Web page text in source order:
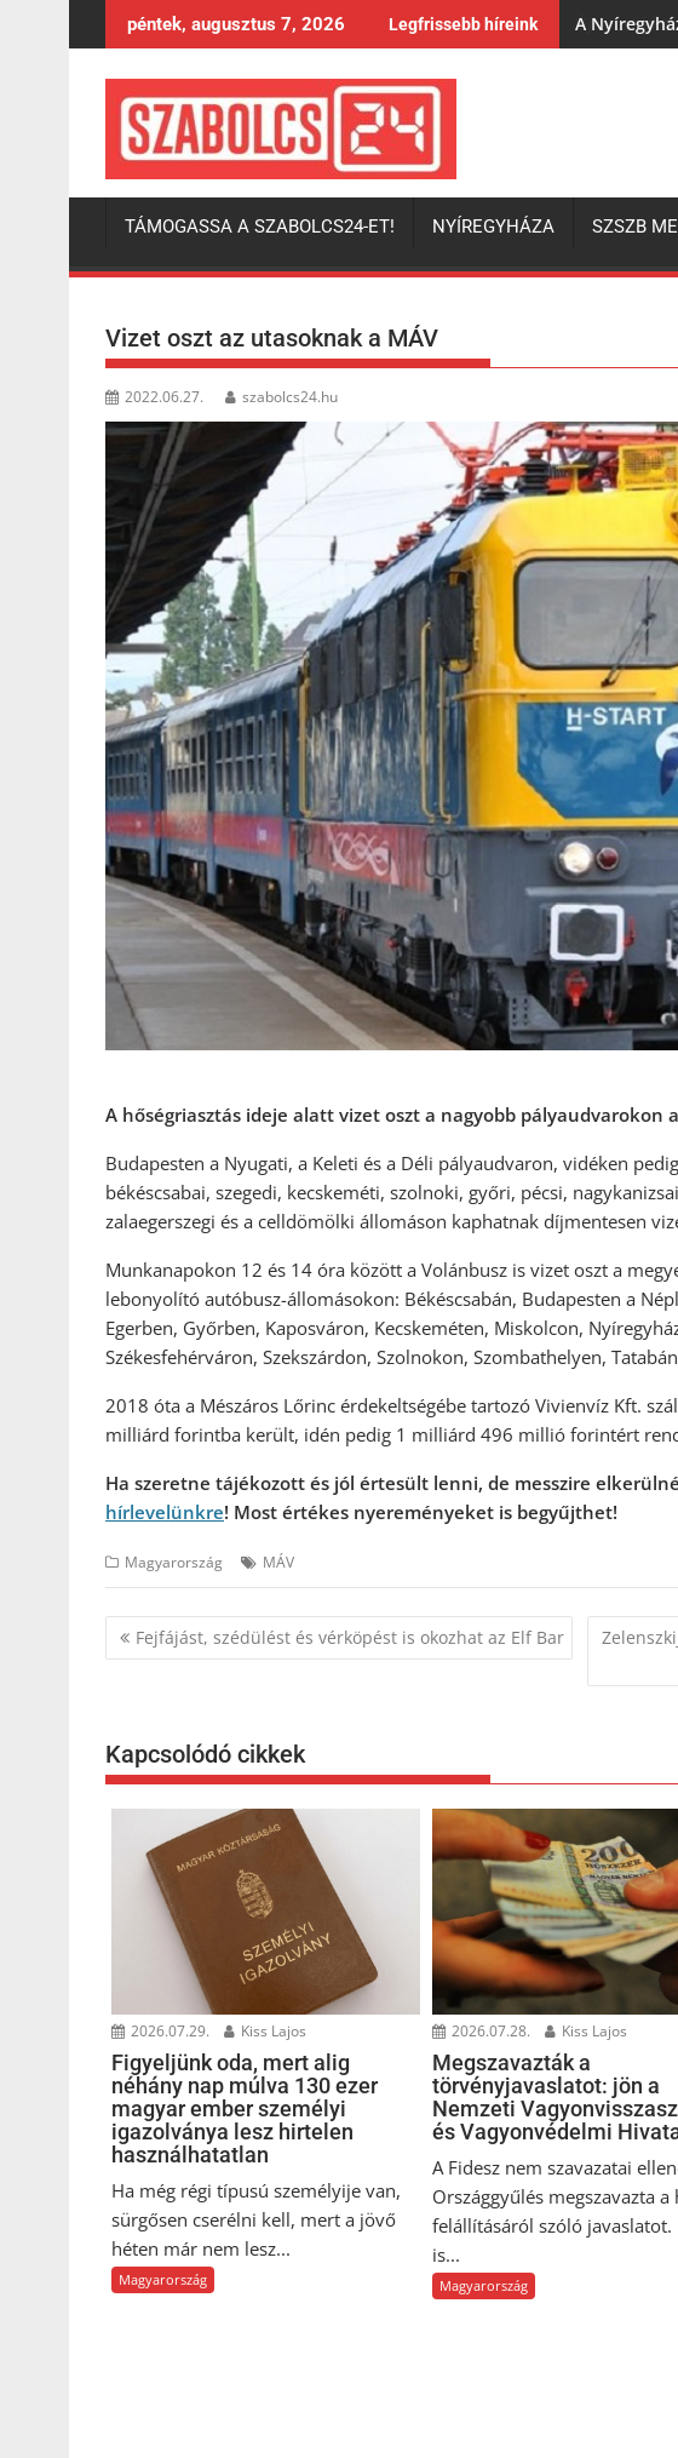
to
péntek, augusztus 7, 2026 Legfrissebb híreink A
TÁMOGASSA A SZABOLCS24-ET! NYÍREGYHÁZA SZSZB
Vizet oszt az utasoknak a MÁV
2022.06.27. szabolcs24.hu
A hőségriasztás ideje alatt vizet oszt a nagyobb pályaudvarokon
Budapesten a Nyugati, a Keleti és a Déli pályaudvaron, vidéken
békéscsabai, szegedi, kecskeméti, szolnoki, győri, pécsi,
zalaegerszegi és a celldömölki állomáson kaphatnak díjmentesen
Munkanapokon 12 és 14 óra között a Volánbusz is vizet oszt a
lebonyolító autóbusz-állomásokon: Békéscsabán, Budapesten a
Egerben, Győrben, Kaposváron, Kecskeméten, Miskolcon,
Székesfehérváron, Szekszárdon, Szolnokon, Szombathelyen,
2018 óta a Mészáros Lőrinc érdekeltségébe tartozó Vivienvíz Kft.
milliárd forintba került, idén pedig 1 milliárd 496 millió forintért
Ha szeretne tájékozott és jól értesült lenni, de messzire
hírlevelünkre! Most értékes nyereményeket is begyűjthet!
Magyarország MÁV
Bejegyzés
navigáció
Fejfájást, szédülést és vérköpést is okozhat az Elf Bar
Kapcsolódó cikkek
2026.07.29. Kiss Lajos
Figyeljünk oda, mert alig
néhány nap múlva 130 ezer
magyar ember személyi
igazolványa lesz hirtelen
használhatatlan
Ha még régi típusú személyije van,
sürgősen cserélni kell, mert a jövő
héten már nem lesz...
Magyarország
2026.07.28. Kiss Lajos
Megszavazták a
törvényjavaslatot: jön a
Nemzeti
és Vagyonvédelmi
A Fidesz nem szavazatai
Országgyűlés megszavazta a
felállításáról szóló javaslatot.
is...
Magyarország